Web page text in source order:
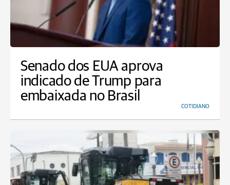
Senado dos EUA aprova
indicado de Trump para
embaixada no Brasil
COTIDIANO